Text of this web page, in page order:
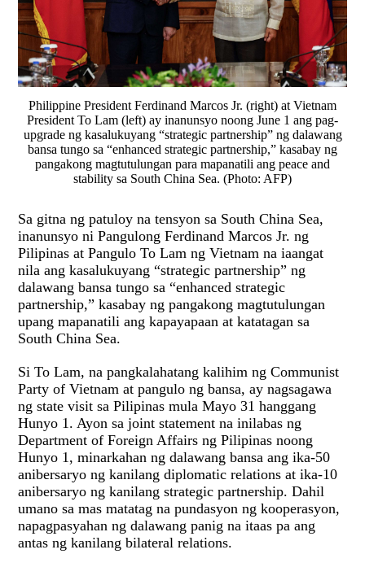
Philippine President Ferdinand Marcos Jr. (right) at Vietnam
President To Lam (left) ay inanunsyo noong June 1 ang pag-
upgrade ng kasalukuyang “strategic partnership” ng dalawang
bansa tungo sa “enhanced strategic partnership,” kasabay ng
pangakong magtutulungan para mapanatili ang peace and
stability sa South China Sea. (Photo: AFP)
Sa gitna ng patuloy na tensyon sa South China Sea,
inanunsyo ni Pangulong Ferdinand Marcos Jr. ng
Pilipinas at Pangulo To Lam ng Vietnam na iaangat
nila ang kasalukuyang “strategic partnership” ng
dalawang bansa tungo sa “enhanced strategic
partnership,” kasabay ng pangakong magtutulungan
upang mapanatili ang kapayapaan at katatagan sa
South China Sea.
Si To Lam, na pangkalahatang kalihim ng Communist
Party of Vietnam at pangulo ng bansa, ay nagsagawa
ng state visit sa Pilipinas mula Mayo 31 hanggang
Hunyo 1. Ayon sa joint statement na inilabas ng
Department of Foreign Affairs ng Pilipinas noong
Hunyo 1, minarkahan ng dalawang bansa ang ika-50
anibersaryo ng kanilang diplomatic relations at ika-10
anibersaryo ng kanilang strategic partnership. Dahil
umano sa mas matatag na pundasyon ng kooperasyon,
napagpasyahan ng dalawang panig na itaas pa ang
antas ng kanilang bilateral relations.